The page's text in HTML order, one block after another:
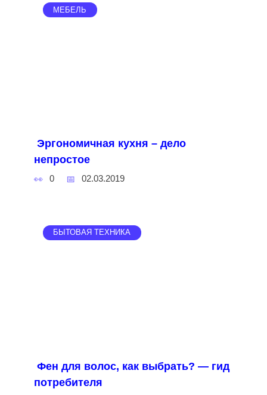
МЕБЕЛЬ
Эргономичная кухня – дело
непростое
0 02.03.2019
БЫТОВАЯ ТЕХНИКА
Фен для волос, как выбрать? — гид
потребителя